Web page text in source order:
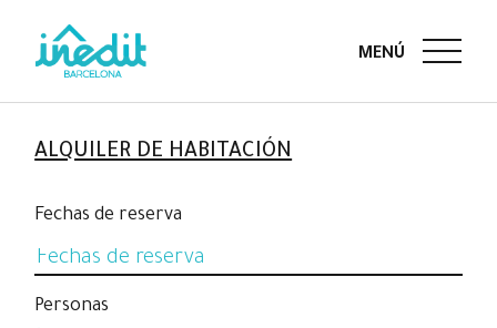
ALQUILER DE HABITACIÓN
Fechas de reserva
Personas